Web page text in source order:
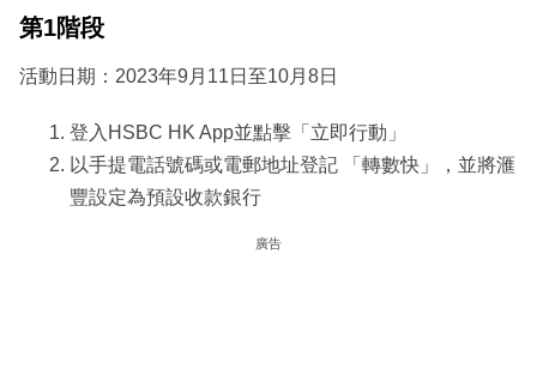
第1階段
活動日期：2023年9月11日至10月8日
登入HSBC HK App並點擊「立即行動」
以手提電話號碼或電郵地址登記 「轉數快」，並將滙
豐設定為預設收款銀行
廣告